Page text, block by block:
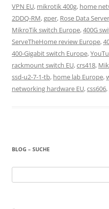
VPN EU, mikrotik 400g, home
2DDQ-RM,gper, Rose Data
MikroTik switch Europe,400G
ServeTheHome review Europe,
400-Gigabit switch Europe,
rackmount switch EU,crs418,
ssd-u2-7-1-tb, home lab Europe,
networking hardware EU,css606,
BLOG – SUCHE
nach: